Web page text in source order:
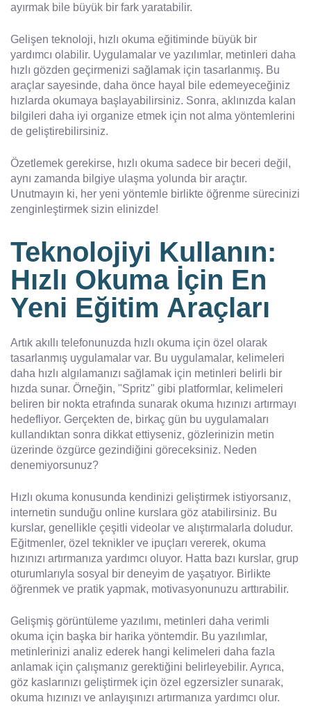
ayırmak bile büyük bir fark yaratabilir.
Gelişen teknoloji, hızlı okuma eğitiminde büyük bir
yardımcı olabilir. Uygulamalar ve yazılımlar, metinleri daha
hızlı gözden geçirmenizi sağlamak için tasarlanmış. Bu
araçlar sayesinde, daha önce hayal bile edemeyeceğiniz
hızlarda okumaya başlayabilirsiniz. Sonra, aklınızda kalan
bilgileri daha iyi organize etmek için not alma yöntemlerini
de geliştirebilirsiniz.
Özetlemek gerekirse, hızlı okuma sadece bir beceri değil,
aynı zamanda bilgiye ulaşma yolunda bir araçtır.
Unutmayın ki, her yeni yöntemle birlikte öğrenme sürecinizi
zenginleştirmek sizin elinizde!
Teknolojiyi Kullanın:
Hızlı Okuma İçin En
Yeni Eğitim Araçları
Artık akıllı telefonunuzda hızlı okuma için özel olarak
tasarlanmış uygulamalar var. Bu uygulamalar, kelimeleri
daha hızlı algılamanızı sağlamak için metinleri belirli bir
hızda sunar. Örneğin, "Spritz" gibi platformlar, kelimeleri
beliren bir nokta etrafında sunarak okuma hızınızı artırmayı
hedefliyor. Gerçekten de, birkaç gün bu uygulamaları
kullandıktan sonra dikkat ettiyseniz, gözlerinizin metin
üzerinde özgürce gezindiğini göreceksiniz. Neden
denemiyorsunuz?
Hızlı okuma konusunda kendinizi geliştirmek istiyorsanız,
internetin sunduğu online kurslara göz atabilirsiniz. Bu
kurslar, genellikle çeşitli videolar ve alıştırmalarla doludur.
Eğitmenler, özel teknikler ve ipuçları vererek, okuma
hızınızı artırmanıza yardımcı oluyor. Hatta bazı kurslar, grup
oturumlarıyla sosyal bir deneyim de yaşatıyor. Birlikte
öğrenmek ve pratik yapmak, motivasyonunuzu arttırabilir.
Gelişmiş görüntüleme yazılımı, metinleri daha verimli
okuma için başka bir harika yöntemdir. Bu yazılımlar,
metinlerinizi analiz ederek hangi kelimeleri daha fazla
anlamak için çalışmanız gerektiğini belirleyebilir. Ayrıca,
göz kaslarınızı geliştirmek için özel egzersizler sunarak,
okuma hızınızı ve anlayışınızı artırmanıza yardımcı olur.